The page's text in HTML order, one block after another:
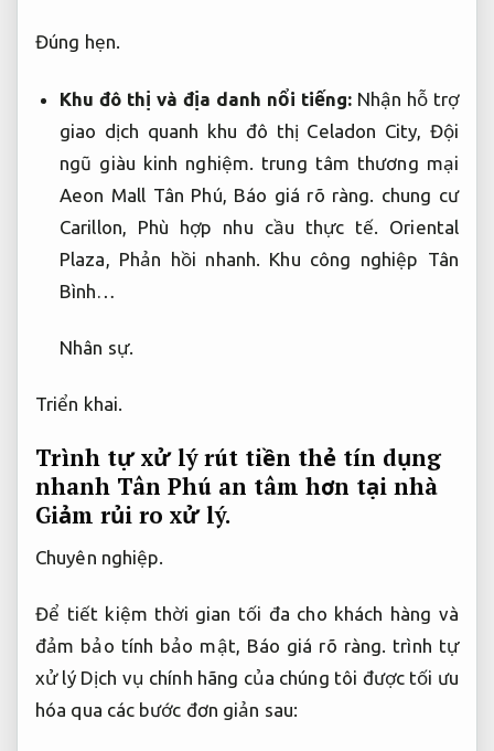
Đúng hẹn.
Khu đô thị và địa danh nổi tiếng: Nhận hỗ trợ
giao dịch quanh khu đô thị Celadon City, Đội
ngũ giàu kinh nghiệm.
trung tâm thương mại
Aeon Mall Tân Phú, Báo giá rõ ràng.
chung cư
Carillon, Phù hợp nhu cầu thực tế.
Oriental
Plaza, Phản hồi nhanh.
Khu công nghiệp Tân
Bình…
Nhân sự.
Triển khai.
Trình tự xử lý rút tiền thẻ tín dụng
nhanh Tân Phú an tâm hơn tại nhà
Giảm rủi ro xử lý.
Chuyên nghiệp.
Để tiết kiệm thời gian tối đa cho khách hàng và
đảm bảo tính bảo mật, Báo giá rõ ràng. trình tự
xử lý Dịch vụ chính hãng của chúng tôi được tối ưu
hóa qua các bước đơn giản sau: